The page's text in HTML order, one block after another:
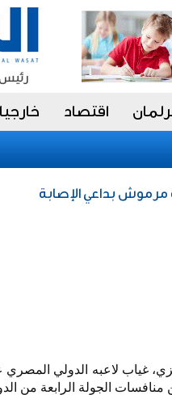
اقتصاد
مرموش بداعي الإصابة
غياب لاعبه الدولي
منافسات الجولة الرابعة من